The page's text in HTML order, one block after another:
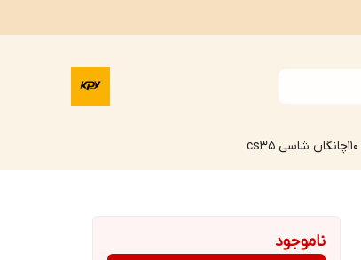
چانگان شاسی cs35
ناموجود